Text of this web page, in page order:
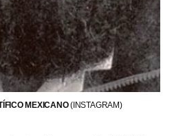
MEXICANO(INSTAGRAM)